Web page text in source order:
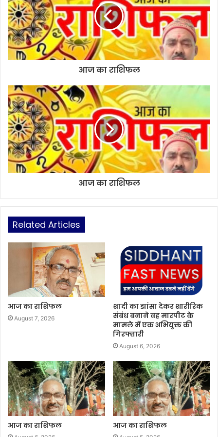
e
आज का राशिफल
आज का राशिफल
Related Articles
आज का राशिफल
August 7, 2026
शादी का झांसा देकर शारीरिक
संबंध बनाने वह मारपीट के
मामले में एक अभियुक्त की
गिरफ्तारी
August 6, 2026
आज का राशिफल आज का राशिफल